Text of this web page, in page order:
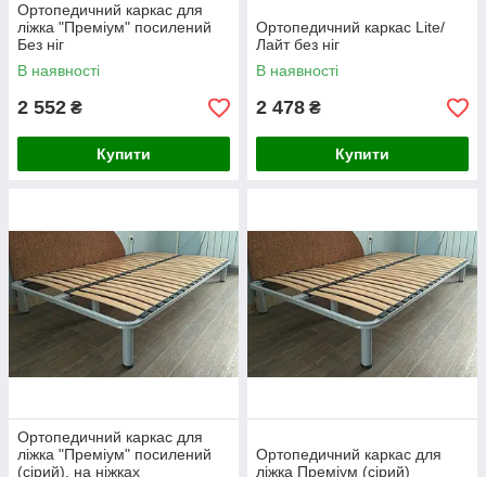
Ортопедичний каркас для
ліжка "Преміум" посилений
Без ніг
В наявності
2 552 ₴
Купити
Ортопедичний каркас Lite/
Лайт без ніг
В наявності
2 478 ₴
Купити
Ортопедичний каркас для
ліжка "Преміум" посилений
(сірий). на ніжках
Ортопедичний каркас для
ліжка Преміум (сірий)